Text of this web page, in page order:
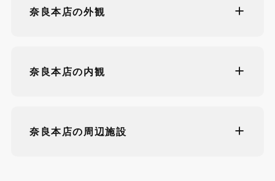
奈良本店の外観
奈良本店の内観
奈良本店の周辺施設